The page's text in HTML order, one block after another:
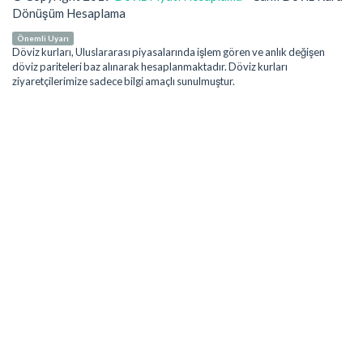
Dönüşüm Hesaplama
Önemli Uyarı
Döviz kurları, Uluslararası piyasalarında işlem gören ve anlık değişen
döviz pariteleri baz alınarak hesaplanmaktadır. Döviz kurları
ziyaretçilerimize sadece bilgi amaçlı sunulmuştur.